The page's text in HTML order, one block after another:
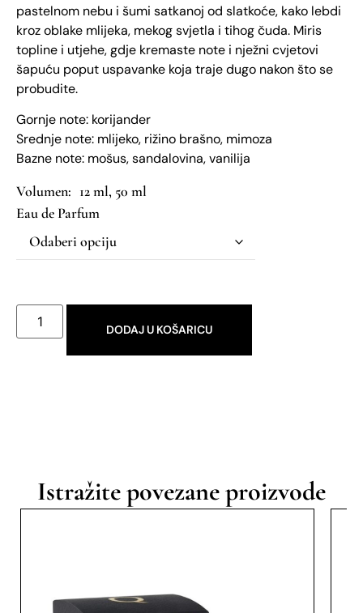
pastelnom nebu i šumi satkanoj od slatkoće, kako lebdi
kroz oblake mlijeka, mekog svjetla i tihog čuda. Miris
topline i utjehe, gdje kremaste note i nježni cvjetovi
šapuću poput uspavanke koja traje dugo nakon što se
probudite.
Gornje note: korijander
Srednje note: mlijeko, rižino brašno, mimoza
Bazne note: mošus, sandalovina, vanilija
12 ml, 50 ml
Eau de Parfum
DODAJ U KOŠARICU
Istražite povezane proizvode